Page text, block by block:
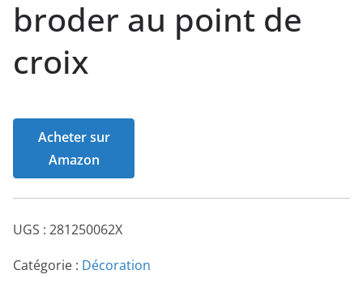
broder au point de
croix
Acheter sur
Amazon
UGS : 281250062X
Catégorie : Décoration